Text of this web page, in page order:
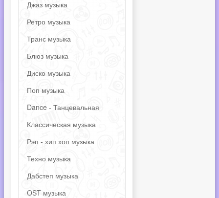
Джаз музыка
Ретро музыка
Транс музыка
Блюз музыка
Диско музыка
Поп музыка
Dance - Танцевальная
Классическая музыка
Рэп - хип хоп музыка
Техно музыка
Дабстеп музыка
OST музыка